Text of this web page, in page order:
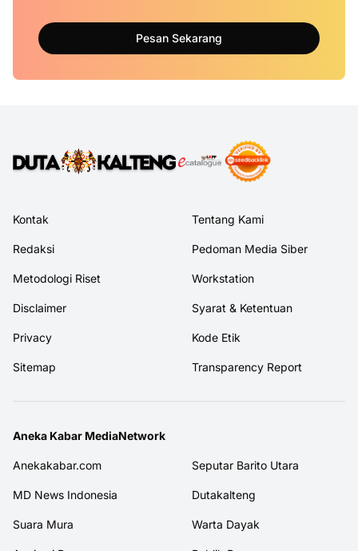
Pesan Sekarang
Kontak Tentang Kami
Redaksi Pedoman Media Siber
Metodologi Riset Workstation
Disclaimer Syarat & Ketentuan
Privacy Kode Etik
Sitemap Transparency Report
Aneka Kabar MediaNetwork
Anekakabar.com Seputar Barito Utara
MD News Indonesia Dutakalteng
Suara Mura Warta Dayak